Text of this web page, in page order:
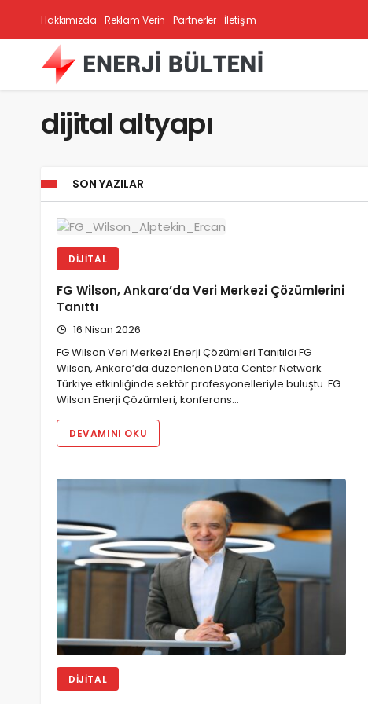
Hakkımızda Reklam Verin Partnerler İletişim
dijital altyapı
SON YAZILAR
DIJITAL
FG Wilson, Ankara’da Veri Merkezi Çözümlerini
Tanıttı
16 Nisan 2026
FG Wilson Veri Merkezi Enerji Çözümleri Tanıtıldı FG
Wilson, Ankara’da düzenlenen Data Center Network
Türkiye etkinliğinde sektör profesyonelleriyle buluştu. FG
Wilson Enerji Çözümleri, konferans…
DEVAMINI OKU
DIJITAL